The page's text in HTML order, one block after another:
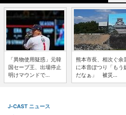
「異物使用疑惑」元韓
国セーブ王、出場停止
明けマウンドで...
熊本市長、相次ぐ余
に本音ぽつり「もう
だなぁ」 被災...
J-CAST ニュース